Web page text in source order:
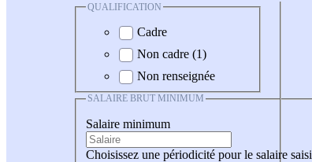
QUALIFICATION
Cadre
Non cadre (1)
Non renseignée
SALAIRE BRUT MINIMUM
Salaire minimum
Choisissez une périodicité pour le salaire saisi